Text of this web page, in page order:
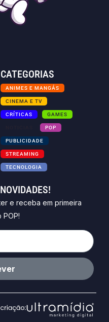
CATEGORIAS
ANIMES E MANGÁS
CINEMA E TV
CRÍTICAS GAMES
POP
PUBLICIDADE
STREAMING
TECNOLOGIA
e receba em primeira